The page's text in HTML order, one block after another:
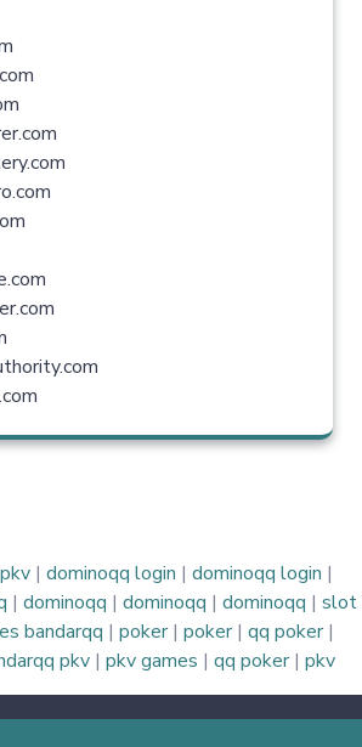
| dominoqq login | dominoqq login |
| dominoqq | dominoqq | dominoqq | slot
bandarqq | poker| poker| qq poker|
pkv| pkv games | qq poker| pkv